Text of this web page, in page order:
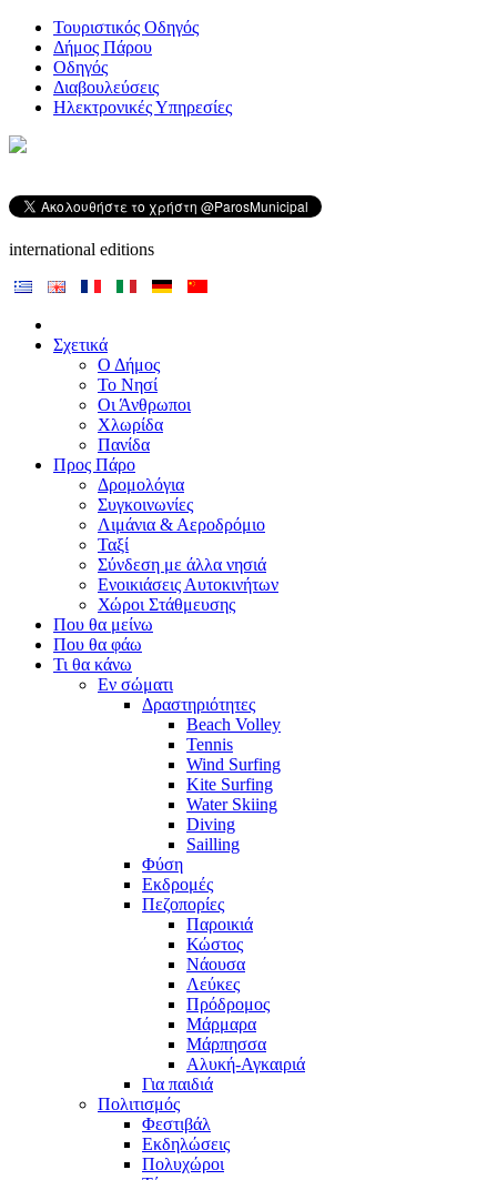
Τουριστικός Οδηγός
Δήμος Πάρου
Οδηγός
Διαβουλεύσεις
Ηλεκτρονικές Υπηρεσίες
international editions
Σχετικά
Ο Δήμος
Το Νησί
Οι Άνθρωποι
Χλωρίδα
Πανίδα
Προς Πάρο
Δρομολόγια
Συγκοινωνίες
Λιμάνια & Αεροδρόμιο
Ταξί
Σύνδεση με άλλα νησιά
Ενοικιάσεις Αυτοκινήτων
Χώροι Στάθμευσης
Που θα μείνω
Που θα φάω
Τι θα κάνω
Εν σώματι
Δραστηριότητες
Beach Volley
Tennis
Wind Surfing
Kite Surfing
Water Skiing
Diving
Sailling
Φύση
Εκδρομές
Πεζοπορίες
Παροικιά
Κώστος
Νάουσα
Λεύκες
Πρόδρομος
Μάρμαρα
Μάρπησσα
Αλυκή-Αγκαιριά
Για παιδιά
Πολιτισμός
Φεστιβάλ
Εκδηλώσεις
Πολυχώροι